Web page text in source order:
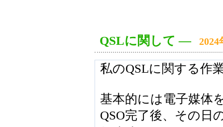
QSLに関して ― 2024
私のQSLに関する作
基本的には電子媒体
QSO完了後、その日